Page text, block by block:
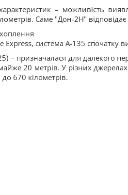
– можливість
Саме "Дон-2Н"
Express, система А-135
– призначалася для далекого
20 метрів. У різних джерелах
670 кілометрів.